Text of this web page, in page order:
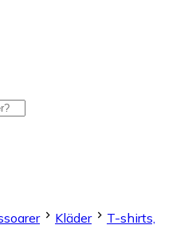
Kläder
T-shirts,